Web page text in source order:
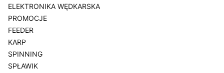
ELEKTRONIKA WĘDKARSKA
PROMOCJE
FEEDER
KARP
SPINNING
SPŁAWIK